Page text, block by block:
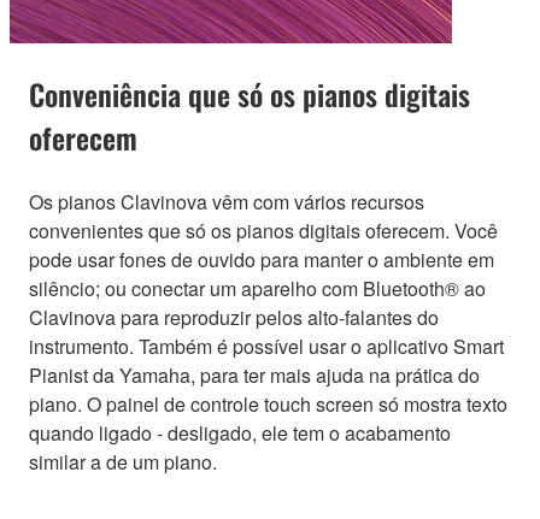
Conveniência que só os pianos digitais
oferecem
Os pianos Clavinova vêm com vários recursos
convenientes que só os pianos digitais oferecem. Você
pode usar fones de ouvido para manter o ambiente em
silêncio; ou conectar um aparelho com Bluetooth® ao
Clavinova para reproduzir pelos alto-falantes do
instrumento. Também é possível usar o aplicativo Smart
Pianist da Yamaha, para ter mais ajuda na prática do
piano. O painel de controle touch screen só mostra texto
quando ligado - desligado, ele tem o acabamento
similar a de um piano.